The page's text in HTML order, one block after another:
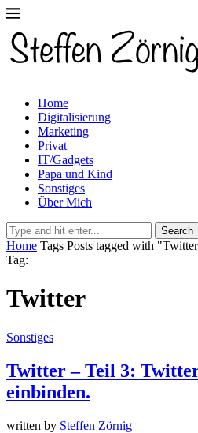
Home
Digitalisierung
Marketing
Privat
IT/Gadgets
Papa und Kind
Sonstiges
Über Mich
Search
Home Tags Posts tagged with
Tag:
Twitter
Sonstiges
Twitter – Teil 3:
einbinden.
written by Steffen Zörnig